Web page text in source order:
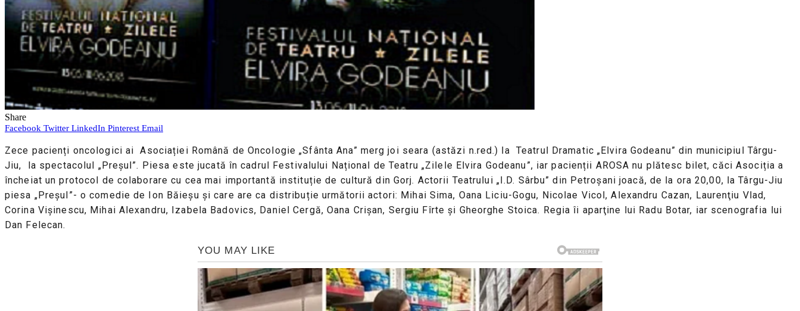
Share
Facebook Twitter LinkedIn Pinterest Email
Zece pacienți oncologici ai Asociației Română de Oncologie „Sfânta Ana” merg joi seara (astăzi n.red.) la Teatrul Dramatic „Elvira Godeanu” din municipiul Târgu-
Jiu, la spectacolul „Preșul”. Piesa este jucată în cadrul Festivalului Național de Teatru „Zilele Elvira Godeanu”, iar pacienții AROSA nu plătesc bilet, căci Asociția a
încheiat un protocol de colaborare cu cea mai importantă instituție de cultură din Gorj. Actorii Teatrului „I.D. Sârbu” din Petroşani joacă, de la ora 20,00, la Târgu-Jiu
piesa „Preşul”- o comedie de Ion Băieşu și care are ca distribuție următorii actori: Mihai Sima, Oana Liciu-Gogu, Nicolae Vicol, Alexandru Cazan, Laurenţiu Vlad,
Corina Vişinescu, Mihai Alexandru, Izabela Badovics, Daniel Cergă, Oana Crişan, Sergiu Fîrte şi Gheorghe Stoica. Regia îi aparţine lui Radu Botar, iar scenografia lui
Dan Felecan.